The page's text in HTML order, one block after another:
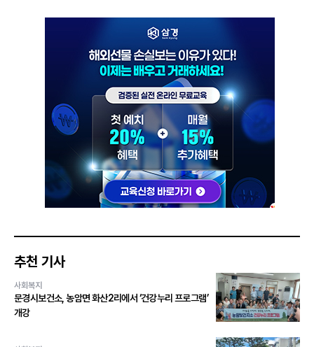
추천 기사
사회복지
문경시보건소, 농암면 화산2리에서 ‘건강누리 프로그램’
개강